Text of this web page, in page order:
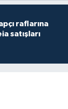
raflarına
satışları